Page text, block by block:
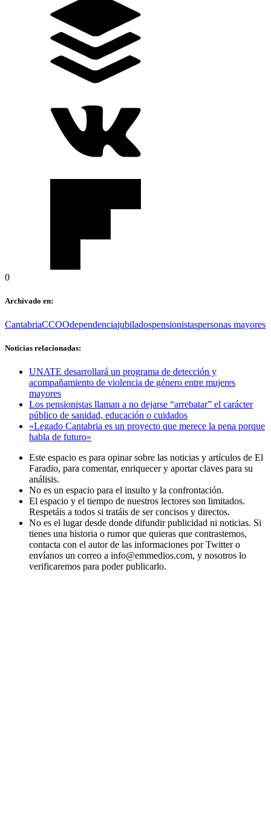
0
Archivado en:
CantabriaCCOOdependenciajubiladospensionistaspersonas mayores
Noticias relacionadas:
UNATE desarrollará un programa de detección y
acompañamiento de violencia de género entre mujeres
mayores
Los pensionistas llaman a no dejarse “arrebatar” el carácter
público de sanidad, educación o cuidados
«Legado Cantabria es un proyecto que merece la pena porque
habla de futuro»
Este espacio es para opinar sobre las noticias y artículos de El
Faradio, para comentar, enriquecer y aportar claves para su
análisis.
No es un espacio para el insulto y la confrontación.
El espacio y el tiempo de nuestros lectores son limitados.
Respetáis a todos si tratáis de ser concisos y directos.
No es el lugar desde donde difundir publicidad ni noticias. Si
tienes una historia o rumor que quieras que contrastemos,
contacta con el autor de las informaciones por Twitter o
envíanos un correo a info@emmedios.com, y nosotros lo
verificaremos para poder publicarlo.